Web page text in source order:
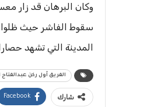
وكان البرهان قد زار
المدينة التي تشهد
الفريق أول ركن عبدالفتاح
شارك Facebook